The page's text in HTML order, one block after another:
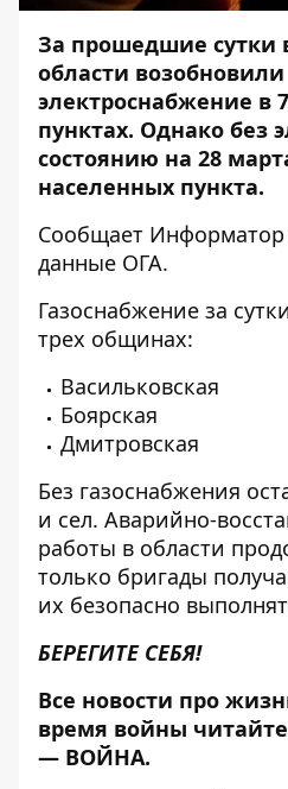
За прошедшие сутки
области возобновили
электроснабжение в
пунктах. Однако без
состоянию на 28
населенных пункта.
Сообщает Информатор
данные ОГА.
Газоснабжение за
трех общинах:
Васильковская
Боярская
Дмитровская
Без газоснабжения
и сел. Аварийно-
работы в области
только бригады
их безопасно
БЕРЕГИТЕ СЕБЯ!
Все новости про
время войны
— ВОЙНА.